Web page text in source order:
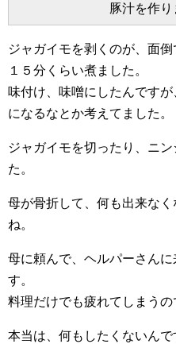
ジャガイモを剥くのが、面倒
１５分くらい煮ました。
味付け、味噌にしたんです
になるなとか考えてました。
ジャガイモを切ったり、ニ
た。
母が骨折して、何も出来な
ね。
母に頼んで、ヘルパーさん
す。
料理だけでも疲れてしまうの
本当は、何もしたくないんで